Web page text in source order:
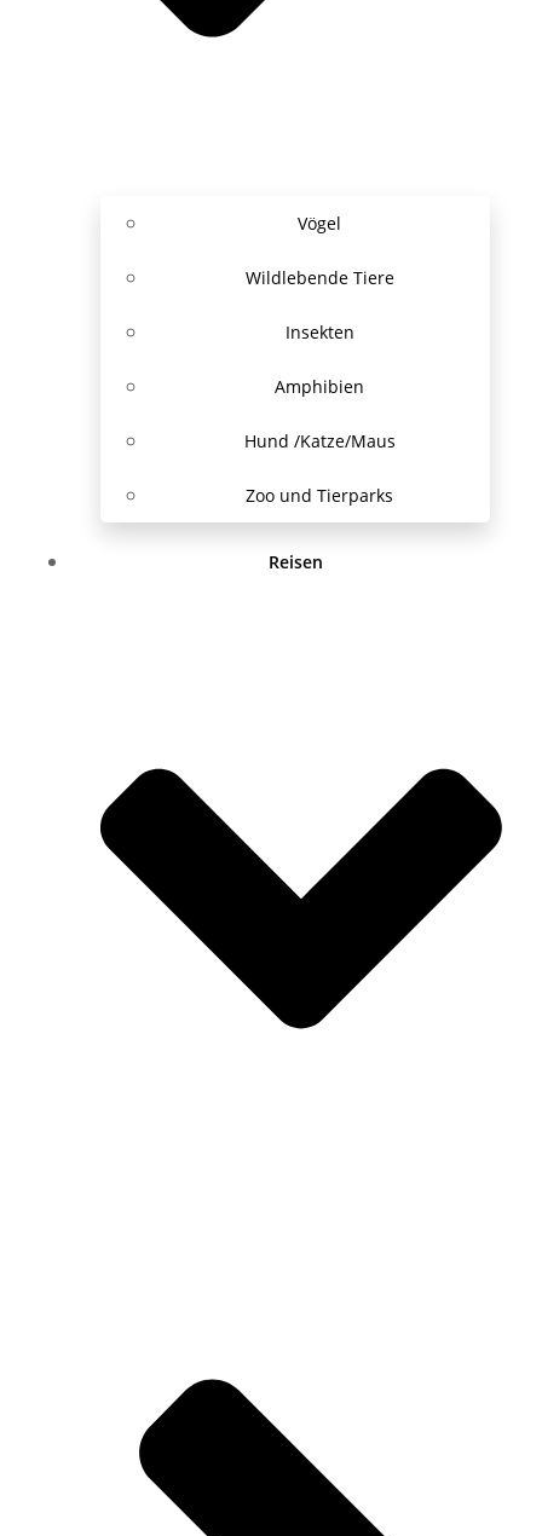
Vögel
Wildlebende Tiere
Insekten
Amphibien
Hund /Katze/Maus
Zoo und Tierparks
Reisen